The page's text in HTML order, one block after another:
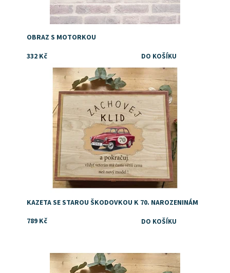
OBRAZ S MOTORKOU
332 Kč
Dárek k 70. narozeninám
Dostupnost:
Skladem
KAZETA SE STAROU ŠKODOVKOU K 70. NAROZENINÁM
789 Kč
Dárek k 60. narozeninám
Dostupnost:
Skladem